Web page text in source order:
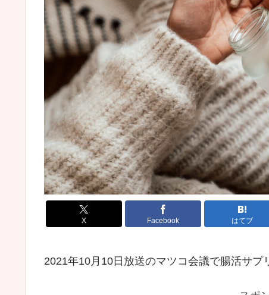
X Facebook はてブ
2021年10月10日放送のマツコ会議で腸活サプ